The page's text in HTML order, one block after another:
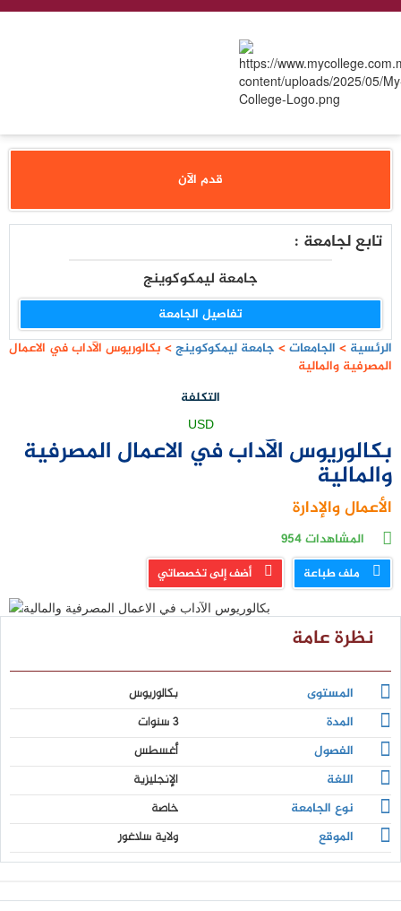
قدم الآن
تابع لجامعة :
جامعة ليمكوكوينج
تفاصيل الجامعة
الرئسية > الجامعات> جامعة ليمكوكوينج> بكالوريوس الآداب في الاعمال
المصرفية والمالية
التكلفة
USD
بكالوريوس الآداب في الاعمال المصرفية
والمالية
الأعمال والإدارة
المشاهدات954
ملف طباعة أضف إلى تخصصاتي
نظرة عامة
المستوى
بكالوريوس
المدة
3 سنوات
الفصول
أغسطس
اللغة
الإنجليزية
نوع الجامعة
خاصة
الموقع
ولاية سلاغور